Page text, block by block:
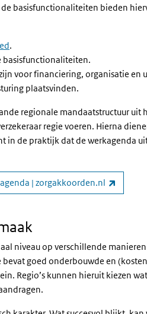
basisfunctionaliteiten bieden
.
basisfunctionaliteiten.
voor financiering, organisatie en
plaatsvinden.
regionale mandaatstructuur uit
regie voeren. Hierna
in de praktijk dat de werkagenda
| zorgakkoorden.nl
niveau op verschillende
goed onderbouwde en
Regio’s kunnen hieruit kiezen